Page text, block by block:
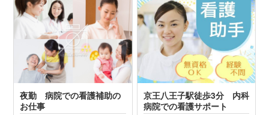
夜勤 病院での看護補助の
お仕事
京王八王子駅徒歩3分 内科
病院での看護サポート